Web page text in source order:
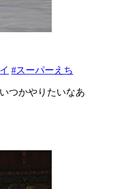
#スーパーえち
つかやりたいなあ